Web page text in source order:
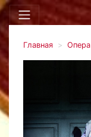
Главная Опера